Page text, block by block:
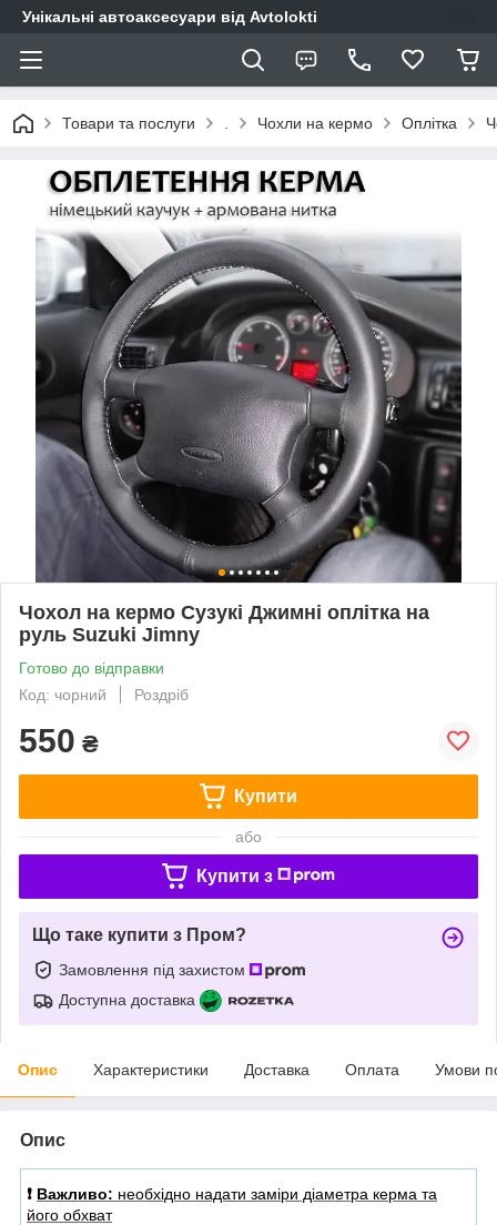
Унікальні автоаксесуари від Avtolokti
Товари та послуги Чохли на кермо Оплітка
Чохол на кермо Сузукі Джимні оплітка на
руль Suzuki Jimny
Готово до відправки
Код: чорний
Роздріб
550 ₴
Купити
або
Купити з
Що таке купити з Пром?
Замовлення під захистом
Доступна доставка
Опис Характеристики Доставка Оплата Умови
Опис
❗️ Важливо: необхідно надати заміри діаметра керма та
його обхват